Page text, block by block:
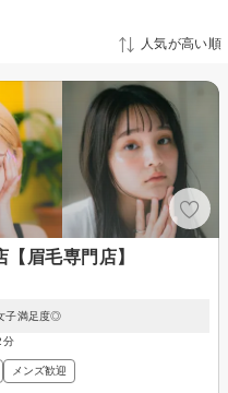
人気が高い順
眉毛専門店】
子満足度◎
分
メンズ歓迎